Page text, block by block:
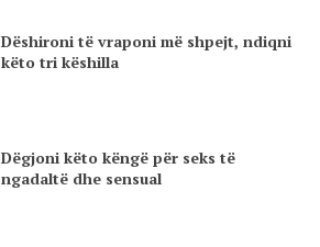
Dëshironi të vraponi më shpejt, ndiqni
këto tri këshilla
Dëgjoni këto këngë për seks të
ngadaltë dhe sensual